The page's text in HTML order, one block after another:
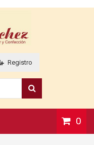
Registro
0